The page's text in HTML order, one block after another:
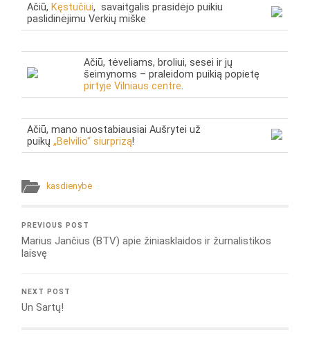
Ačiū, Kęstučiui, savaitgalis prasidėjo puikiu
paslidinėjimu Verkių miške
Ačiū, tėveliams, broliui, sesei ir jų
šeimynoms – praleidom puikią popietę
pirtyje Vilniaus centre.
Ačiū, mano nuostabiausiai Aušrytei už
puikų„Belvilio“ siurprizą!
kasdienybė
PREVIOUS POST
Marius Jančius (BTV) apie žiniasklaidos ir žurnalistikos
laisvę
NEXT POST
Un Sartų!